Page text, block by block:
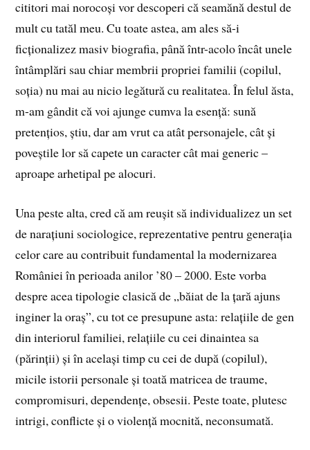
cititori mai norocoși vor descoperi că seamănă destul de
mult cu tatăl meu. Cu toate astea, am ales să-i
ficționalizez masiv biografia, până într-acolo încât unele
întâmplări sau chiar membrii propriei familii (copilul,
soția) nu mai au nicio legătură cu realitatea. În felul ăsta,
m-am gândit că voi ajunge cumva la esență: sună
pretențios, știu, dar am vrut ca atât personajele, cât și
poveștile lor să capete un caracter cât mai generic –
aproape arhetipal pe alocuri.
Una peste alta, cred că am reușit să individualizez un set
de narațiuni sociologice, reprezentative pentru generația
celor care au contribuit fundamental la modernizarea
României în perioada anilor ’80 – 2000. Este vorba
despre acea tipologie clasică de „băiat de la țară ajuns
inginer la oraș”, cu tot ce presupune asta: relațiile de gen
din interiorul familiei, relațiile cu cei dinaintea sa
(părinții) și în același timp cu cei de după (copilul),
micile istorii personale și toată matricea de traume,
compromisuri, dependențe, obsesii. Peste toate, plutesc
intrigi, conflicte și o violență mocnită, neconsumată.